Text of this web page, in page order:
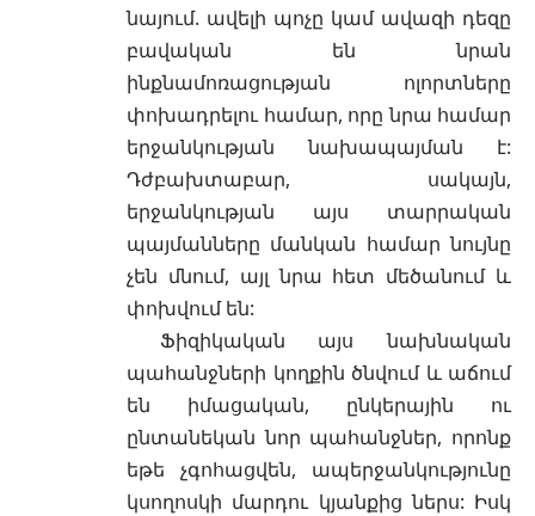
նայում. ավելի պոչը կամ ավազի դեզը
բավական են նրան
ինքնամոռացության ոլորտները
փոխադրելու համար, որը նրա համար
երջանկության նախապայման է:
Դժբախտաբար, սակայն,
երջանկության այս տարրական
պայմանները մանկան համար նույնը
չեն մնում, այլ նրա հետ մեծանում և
փոխվում են:
Ֆիզիկական այս նախնական
պահանջների կողքին ծնվում և աճում
են իմացական, ընկերային ու
ընտանեկան նոր պահանջներ, որոնք
եթե չգոհացվեն, ապերջանկությունը
կսողոսկի մարդու կյանքից ներս: Իսկ